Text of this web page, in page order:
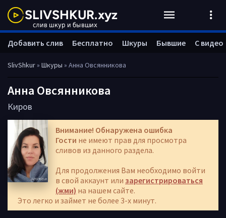
SlivShkur» Шкуры » Анна Овсянникова
Анна Овсянникова
Киров
Внимание! Обнаружена ошибка
Гости не имеют прав для просмотра
сливов из данного раздела.
Для продолжения Вам необходимо войти
в свой аккаунт или зарегистрироваться
(жми) на нашем сайте.
Это легко и займет не более 3-х минут.
Добавить слив Бесплатно Шкуры Бывшие С видео